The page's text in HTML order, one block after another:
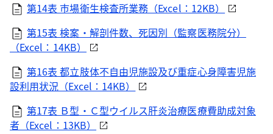
第14表 市場衛生検査所業務（Excel：12KB）
第15表 検案・解剖件数、死因別（監察医務院分）
（Excel：14KB）
第16表 都立肢体不自由児施設及び重症心身障害児施
設利用状況（Excel：14KB）
第17表 Ｂ型・Ｃ型ウイルス肝炎治療医療費助成対象
者（Excel：13KB）